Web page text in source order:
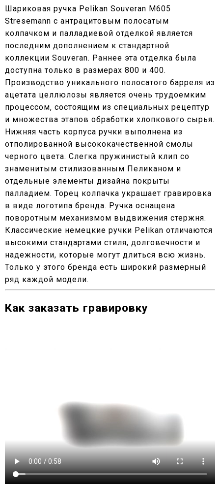
Шариковая ручка Pelikan Souveran M605
Stresemann с антрацитовым полосатым
колпачком и палладиевой отделкой является
последним дополнением к стандартной
коллекции Souveran. Раннее эта отделка была
доступна только в размерах 800 и 400.
Производство уникального полосатого барреля из
ацетата целлюлозы является очень трудоемким
процессом, состоящим из специальных рецептур
и множества этапов обработки хлопкового сырья.
Нижняя часть корпуса ручки выполнена из
отполированной высококачественной смолы
черного цвета. Слегка пружинистый клип со
знаменитым стилизованным Пеликаном и
отдельные элементы дизайна покрыты
палладием. Торец колпачка украшает гравировка
в виде логотипа бренда. Ручка оснащена
поворотным механизмом выдвижения стержня.
Классические немецкие ручки Pelikan отличаются
высокими стандартами стиля, долговечности и
надежности, которые могут длиться всю жизнь.
Только у этого бренда есть широкий размерный
ряд каждой модели.
Как заказать гравировку